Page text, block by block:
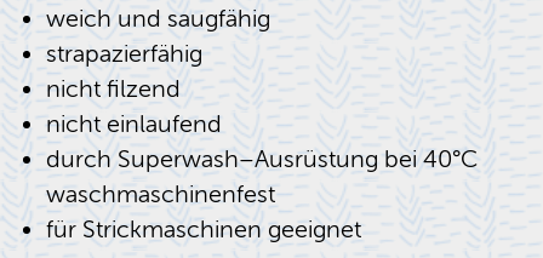
weich und saugfähig
strapazierfähig
nicht filzend
nicht einlaufend
durch Superwash–Ausrüstung bei 40°C
waschmaschinenfest
für Strickmaschinen geeignet